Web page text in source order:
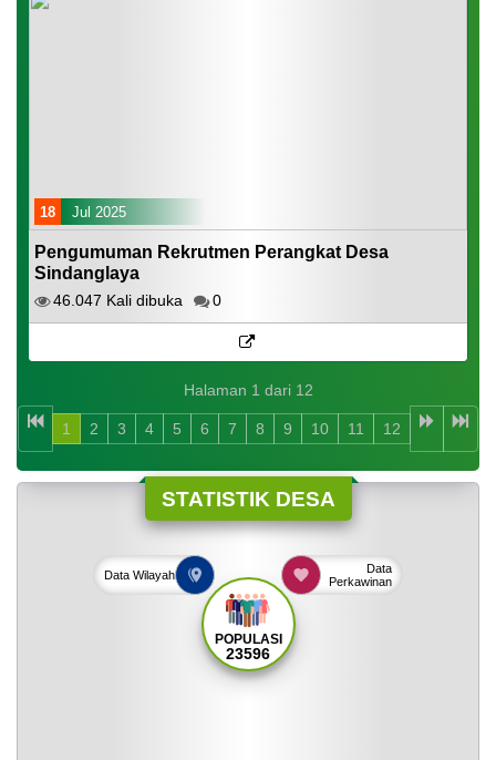
18 Jul 2025
Pengumuman Rekrutmen Perangkat Desa
Sindanglaya
46.047 Kali dibuka 0
Halaman 1 dari 12
1 2 3 4 5 6 7 8 9 10 11 12
STATISTIK DESA
POPULASI
23596
Data Wilayah
Data
Perkawinan